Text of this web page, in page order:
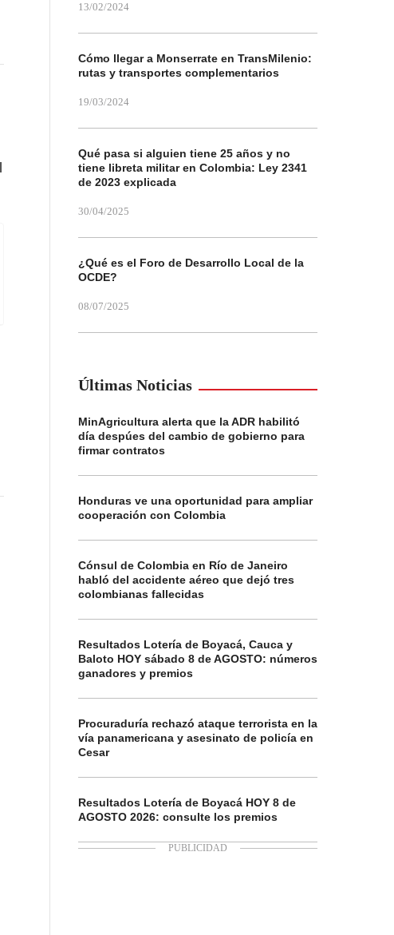
13/02/2024
Cómo llegar a Monserrate en TransMilenio:
rutas y transportes complementarios
19/03/2024
Qué pasa si alguien tiene 25 años y no
tiene libreta militar en Colombia: Ley 2341
de 2023 explicada
30/04/2025
¿Qué es el Foro de Desarrollo Local de la
OCDE?
08/07/2025
Últimas Noticias
MinAgricultura alerta que la ADR habilitó
día despúes del cambio de gobierno para
firmar contratos
Honduras ve una oportunidad para ampliar
cooperación con Colombia
Cónsul de Colombia en Río de Janeiro
habló del accidente aéreo que dejó tres
colombianas fallecidas
Resultados Lotería de Boyacá, Cauca y
Baloto HOY sábado 8 de AGOSTO: números
ganadores y premios
Procuraduría rechazó ataque terrorista en la
vía panamericana y asesinato de policía en
Cesar
Resultados Lotería de Boyacá HOY 8 de
AGOSTO 2026: consulte los premios